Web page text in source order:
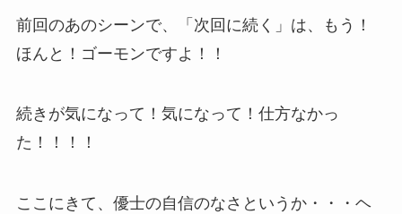
前回のあのシーンで、「次回に続く」は、もう！
ほんと！ゴーモンですよ！！
続きが気になって！気になって！仕方なかっ
た！！！！
ここにきて、優士の自信のなさというか・・・ヘ